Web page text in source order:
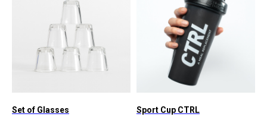
Set of Glasses Sport Cup CTRL